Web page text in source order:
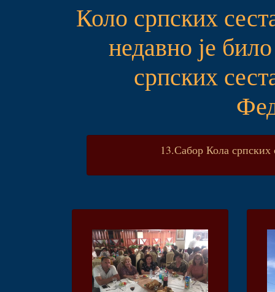
Коло српских
недавно је
српских
13.Сабор Кола